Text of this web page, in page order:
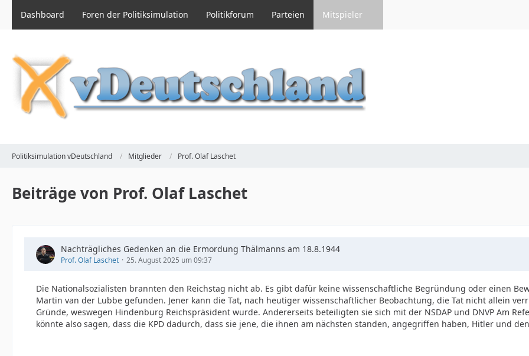
Dashboard Foren der Politiksimulation Politikforum Parteien Mitspieler
Politiksimulation vDeutschland Mitglieder Prof. Olaf Laschet
Beiträge von Prof. Olaf Laschet
Nachträgliches Gedenken an die Ermordung Thälmanns am 18.8.1944
Prof. Olaf Laschet 25. August 2025 um 09:37
Die Nationalsozialisten brannten den Reichstag nicht ab. Es gibt dafür keine wissenschaftliche Begründung oder einen
Martin van der Lubbe gefunden. Jener kann die Tat, nach heutiger wissenschaftlicher Beobachtung, die Tat nicht allein
Gründe, weswegen Hindenburg Reichspräsident wurde. Andererseits beteiligten sie sich mit der NSDAP und DNVP Am
könnte also sagen, dass die KPD dadurch, dass sie jene, die ihnen am nächsten standen, angegriffen haben, Hitler und